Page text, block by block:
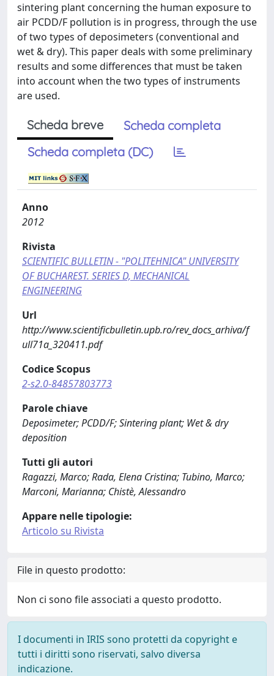
sintering plant concerning the human exposure to
air PCDD/F pollution is in progress, through the use
of two types of deposimeters (conventional and
wet & dry). This paper deals with some preliminary
results and some differences that must be taken
into account when the two types of instruments
are used.
Scheda breve
Scheda completa
Scheda completa (DC)
Anno
2012
Rivista
SCIENTIFIC BULLETIN - "POLITEHNICA" UNIVERSITY
OF BUCHAREST. SERIES D, MECHANICAL
ENGINEERING
Url
http://www.scientificbulletin.upb.ro/rev_docs_arhiva/f
ull71a_320411.pdf
Codice Scopus
2-s2.0-84857803773
Parole chiave
Deposimeter; PCDD/F; Sintering plant; Wet & dry
deposition
Tutti gli autori
Ragazzi, Marco; Rada, Elena Cristina; Tubino, Marco;
Marconi, Marianna; Chistè, Alessandro
Appare nelle tipologie:
Articolo su Rivista
File in questo prodotto:
Non ci sono file associati a questo prodotto.
I documenti in IRIS sono protetti da copyright e
tutti i diritti sono riservati, salvo diversa
indicazione.